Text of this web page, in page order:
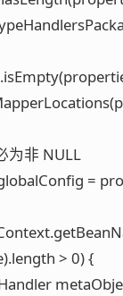
必为非 NULL
globalConfig =
> 0) {